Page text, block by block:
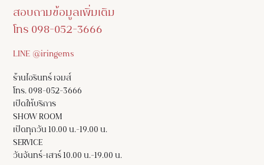
สอบถามข้อมูลเพิ่มเติม
โทร 098-052-3666
LINE @iringems
ร้านไอรินทร์ เจมส์
โทร. 098-052-3666
เปิดให้บริการ
SHOW ROOM
เปิดทุกวัน 10.00 น.-19.00 น.
SERVICE
วันจันทร์-เสาร์ 10.00 น.-19.00 น.